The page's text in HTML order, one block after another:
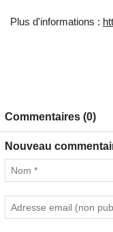
Plus d'informations :
Commentaires (0)
Nouveau